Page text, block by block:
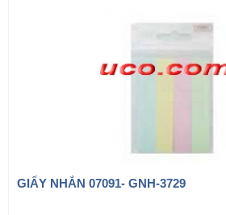
GIẤY NHẮN 07091- GNH-3729